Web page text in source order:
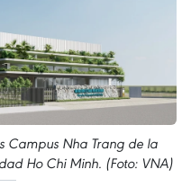
Campus Nha Trang de la
Ho Chi Minh. (Foto: VNA)